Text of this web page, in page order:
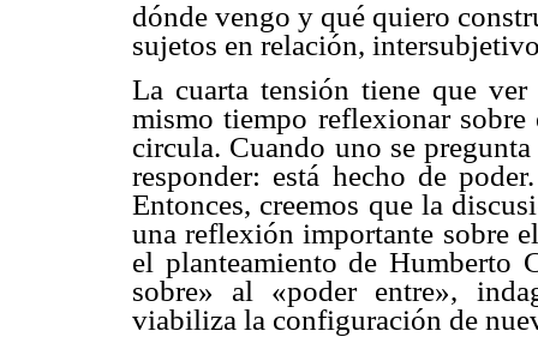
dónde vengo y qué quiero
sujetos en relación,
La cuarta tensión tiene que
mismo tiempo reflexionar
circula. Cuando uno se
responder: está hecho de
Entonces, creemos que la
una reflexión importante sobre
el planteamiento de Humberto
sobre» al «poder entre»,
viabiliza la configuración de